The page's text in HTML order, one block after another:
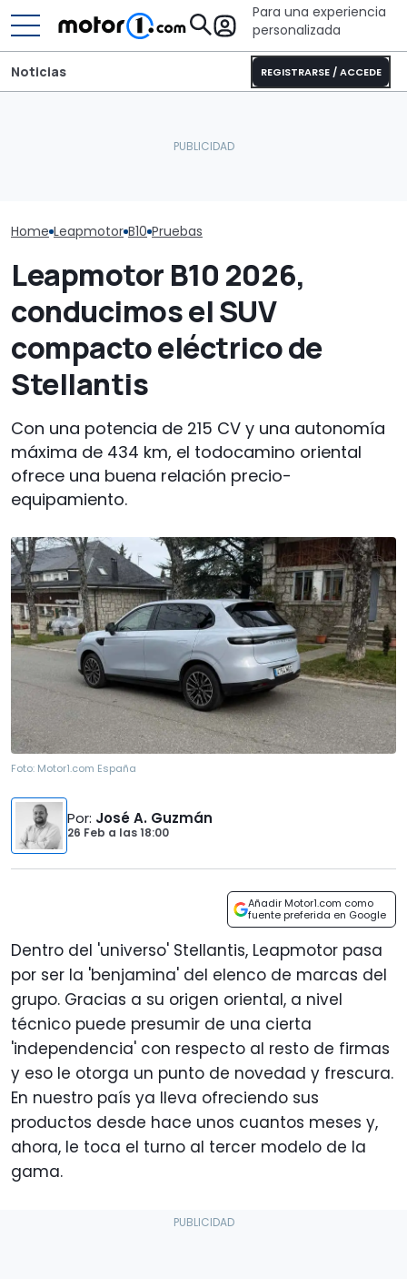
Para una experiencia
personalizada
REGISTRARSE / ACCEDE
Noticias
Home Leapmotor B10 Pruebas
Leapmotor B10 2026,
conducimos el SUV
compacto eléctrico de
Stellantis
Con una potencia de 215 CV y una autonomía
máxima de 434 km, el todocamino oriental
ofrece una buena relación precio-
equipamiento.
Foto: Motor1.com España
Por: José A. Guzmán
26 Feb a las18:00
Añadir Motor1.com como
fuente preferida en Google
Dentro del 'universo' Stellantis, Leapmotor pasa
por ser la 'benjamina' del elenco de marcas del
grupo. Gracias a su origen oriental, a nivel
técnico puede presumir de una cierta
'independencia' con respecto al resto de firmas
y eso le otorga un punto de novedad y frescura.
En nuestro país ya lleva ofreciendo sus
productos desde hace unos cuantos meses y,
ahora, le toca el turno al tercer modelo de la
gama.